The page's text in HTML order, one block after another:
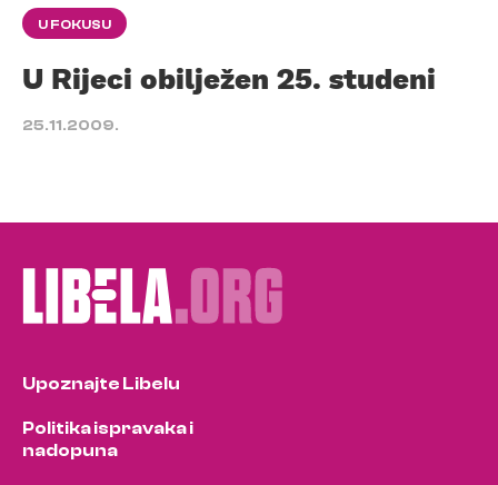
U FOKUSU
U Rijeci obilježen 25. studeni
25.11.2009.
Upoznajte Libelu
Politika ispravaka i
nadopuna